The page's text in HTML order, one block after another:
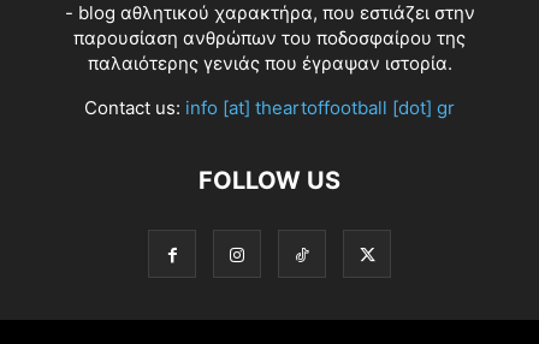
- blog αθλητικού χαρακτήρα, που εστιάζει στην
παρουσίαση ανθρώπων του ποδοσφαίρου της
παλαιότερης γενιάς που έγραψαν ιστορία.
Contact us: info [at] theartoffootball [dot] gr
FOLLOW US